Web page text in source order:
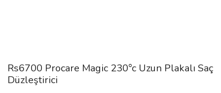
Rs6700 Procare Magic 230°c Uzun Plakalı Saç
Düzleştirici